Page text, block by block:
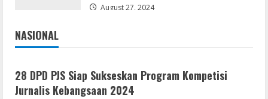
August 27, 2024
NASIONAL
Jakarta
28 DPD PJS Siap Sukseskan Program Kompetisi
Jurnalis Kebangsaan 2024